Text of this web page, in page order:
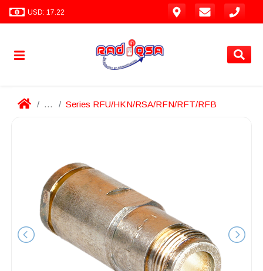
USD: 17.22
... Series RFU/HKN/RSA/RFN/RFT/RFB